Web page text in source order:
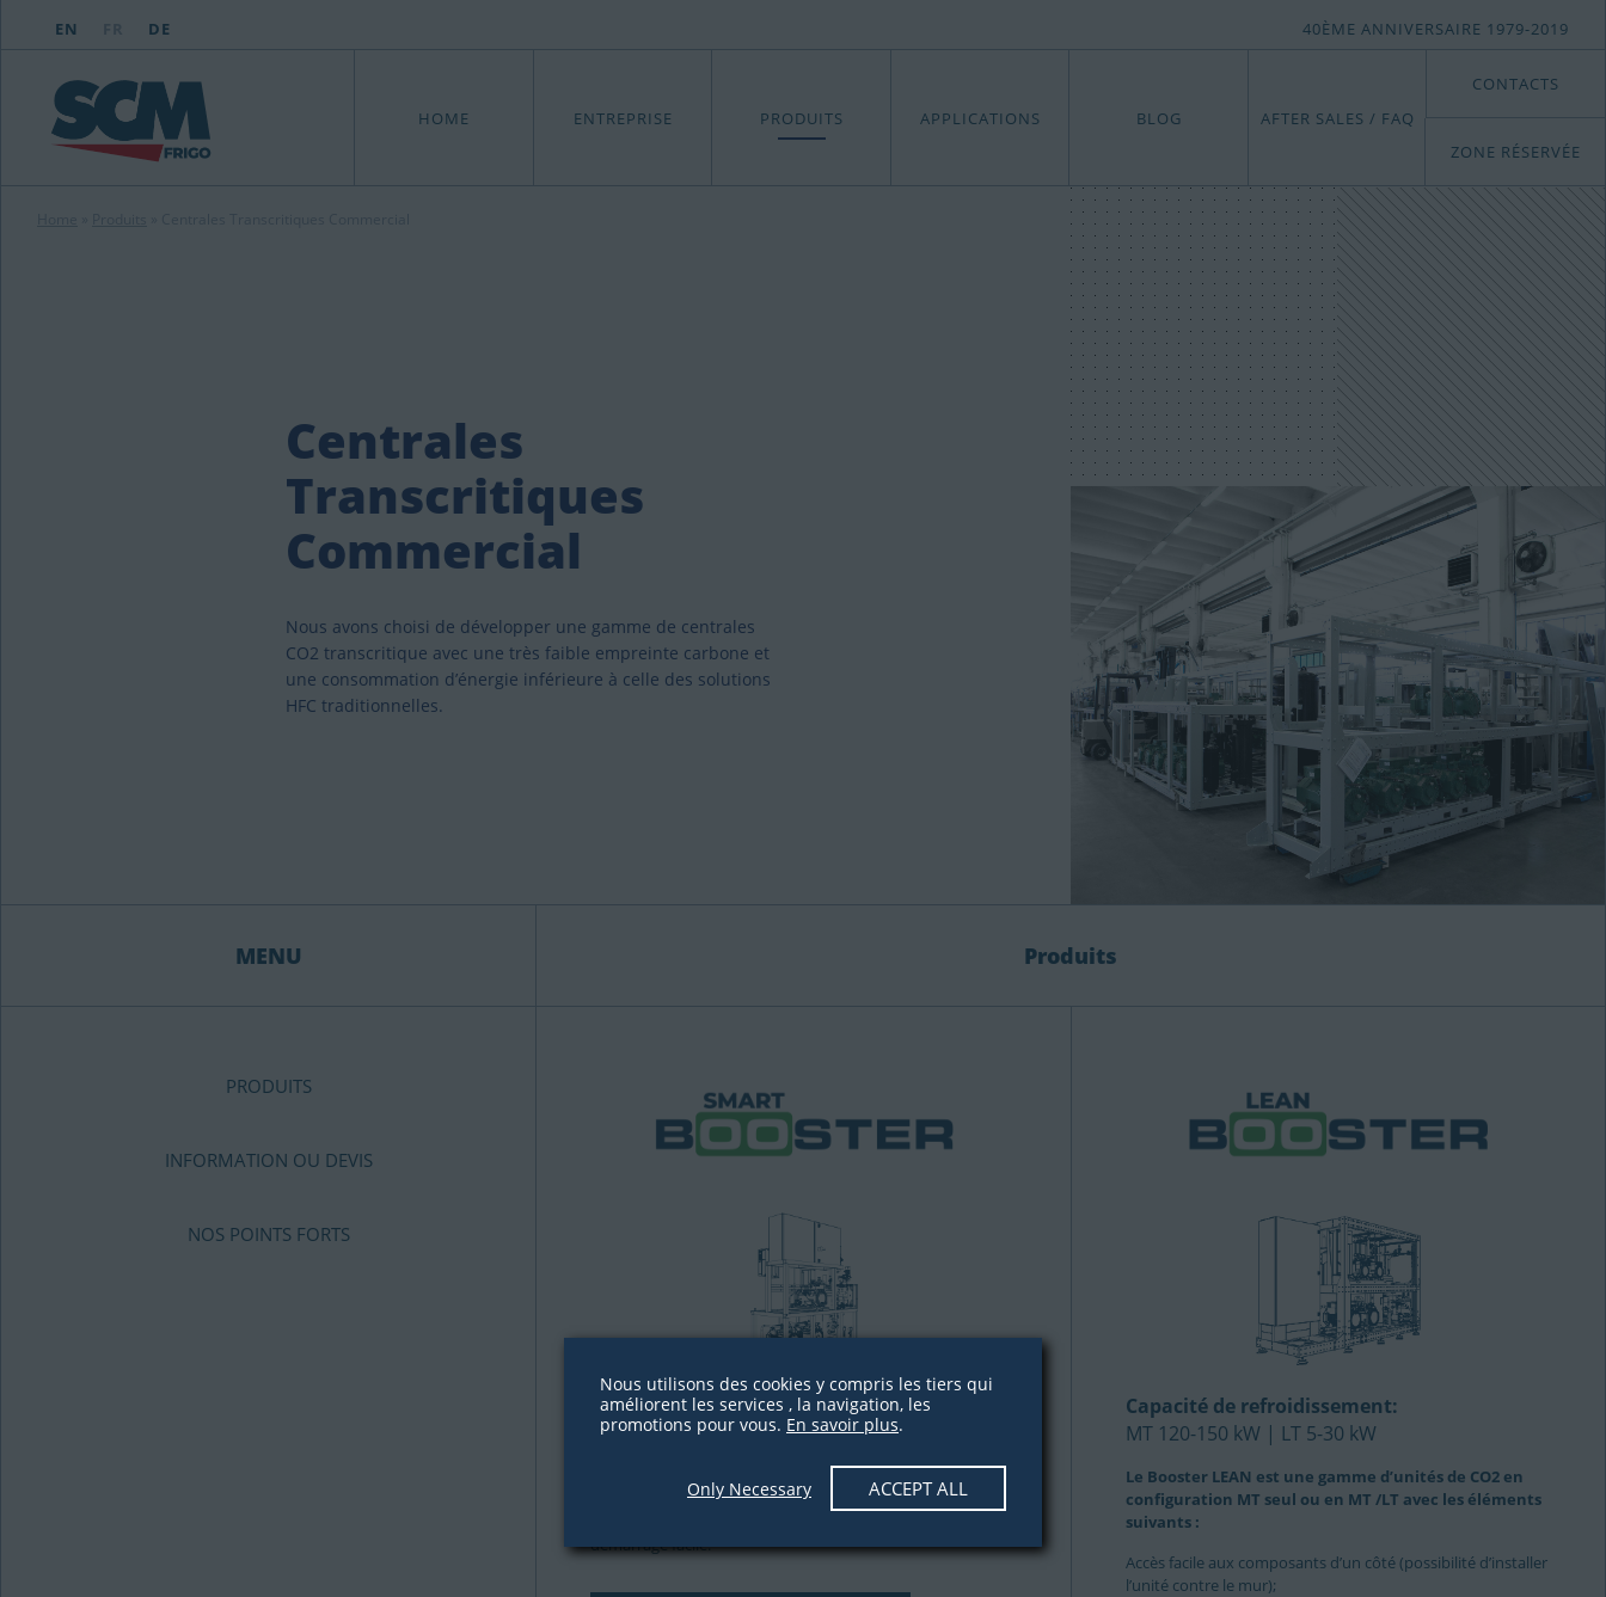
EN DE 40ÈME ANNIVERSAIRE 1979-2019
HOME ENTREPRISE PRODUITS APPLICATIONS BLOG
AFTER SALES / FAQ
ZONE RÉSERVÉE
CONTACTS
Centrales
Transcritiques
Commercial
Nous avons choisi de développer une gamme de centrales
CO2 transcritique avec une très faible empreinte carbone et
une consommation d’énergie inférieure à celle des solutions
HFC traditionnelles.
MENU
PRODUITS
INFORMATION OU DEVIS
NOS POINTS FORTS
Produits
Capacité de refroidissement:
MT 57-66 kW | LT 9-16 kW
installer et à entretenir. Les unités sont équipées d’un
démarrage facile.
Capacité de refroidissement:
MT 120-150 kW | LT 5-30 kW
Le Booster LEAN est une gamme d’unités de CO2 en
configuration MT seul ou en MT /LT avec les éléments
suivants :
Accès facile aux composants d’un côté (possibilité d’installer
l’unité contre le mur);
Nous utilisons des cookies y compris les tiers qui
améliorent les services , la navigation, les
promotions pour vous. En savoir plus.
Only Necessary ACCEPT ALL